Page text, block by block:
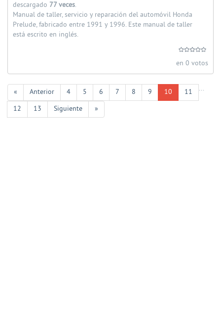
descargado 77 veces.
Manual de taller, servicio y reparación del automóvil Honda
Prelude, fabricado entre 1991 y 1996. Este manual de taller
está escrito en inglés.
en 0 votos
« Anterior ...
4 5 6 7 8 9 10
11
12
13 Siguiente »